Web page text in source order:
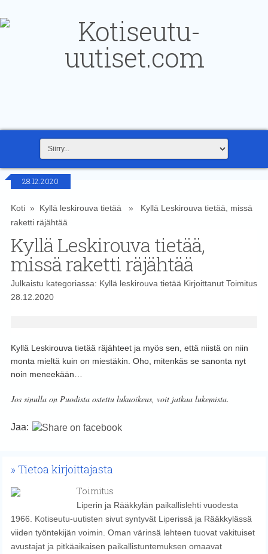
28.12.2020
Koti» Kyllä leskirouva tietää » Kyllä Leskirouva tietää, missä
raketti räjähtää
Kyllä Leskirouva tietää,
missä raketti räjähtää
Julkaistu kategoriassa: Kyllä leskirouva tietää Kirjoittanut Toimitus
28.12.2020
Kyllä Leskirouva tietää räjähteet ja myös sen, että niistä on niin
monta mieltä kuin on miestäkin. Oho, mitenkäs se sanonta nyt
noin meneekään…
Jos sinulla on Puodista ostettu lukuoikeus, voit jatkaa lukemista.
Jaa:
Tietoa kirjoittajasta
Toimitus
Liperin ja Rääkkylän paikallislehti vuodesta
1966. Kotiseutu-uutisten sivut syntyvät Liperissä ja Rääkkylässä
viiden työntekijän voimin. Oman värinsä lehteen tuovat vakituiset
avustajat ja pitkäaikaisen paikallistuntemuksen omaavat